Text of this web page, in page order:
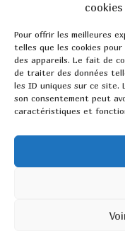
cookies
Pour offrir les meilleures
telles que les cookies
des appareils. Le fait de
de traiter des données
les ID uniques sur ce
son consentement peut
caractéristiques et
décembre 2023
février 2022
août 2020
mai 2020
Meta
Connexion